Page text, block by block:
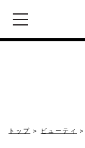
トップ ビューティ